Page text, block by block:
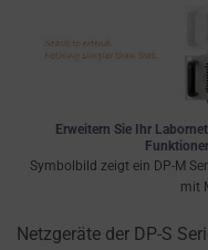
Erweitern Sie Ihr
Symbolbild zeigt ein DP-M
mit
Netzgeräte der DP-S
collected,
information
stored